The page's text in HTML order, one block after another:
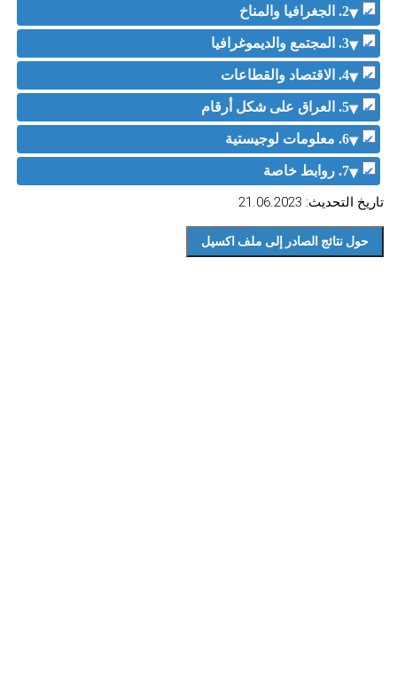
2. الجغرافيا والمناخ
3. المجتمع والديموغرافيا
4. الاقتصاد والقطاعات
5. العراق على شكل أرقام
6. معلومات لوجيستية
7. روابط خاصة
تاريخ التحديث: 21.06.2023